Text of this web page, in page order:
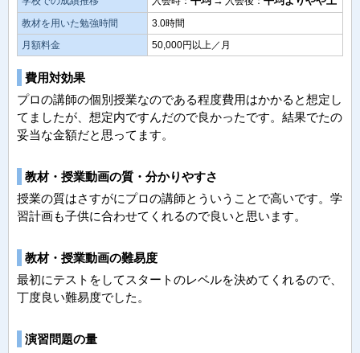
教材を用いた勉強時間
3.0時間
月額料金
50,000円以上／月
費用対効果
プロの講師の個別授業なのである程度費用はかかると想定し
てましたが、想定内ですんだので良かったです。結果でたの
妥当な金額だと思ってます。
教材・授業動画の質・分かりやすさ
授業の質はさすがにプロの講師とういうことで高いです。学
習計画も子供に合わせてくれるので良いと思います。
教材・授業動画の難易度
最初にテストをしてスタートのレベルを決めてくれるので、
丁度良い難易度でした。
演習問題の量